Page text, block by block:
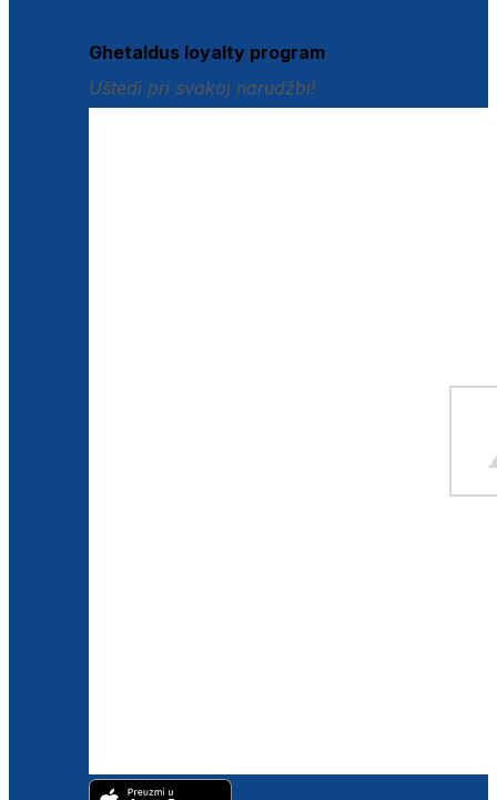
Ghetaldus loyalty program
Uštedi pri svakoj narudžbi!